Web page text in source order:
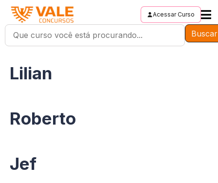
Acessar Curso
Buscar
Lilian
Roberto
Jef